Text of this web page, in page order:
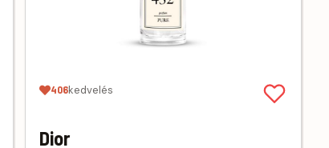
406kedvelés
Dior